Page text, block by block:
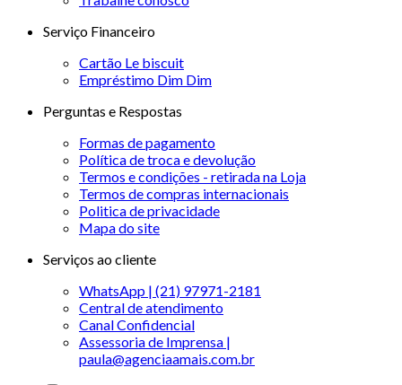
Serviço Financeiro
Cartão Le biscuit
Empréstimo Dim Dim
Perguntas e Respostas
Formas de pagamento
Política de troca e devolução
Termos e condições - retirada na Loja
Termos de compras internacionais
Politica de privacidade
Mapa do site
Serviços ao cliente
WhatsApp | (21) 97971-2181
Central de atendimento
Canal Confidencial
Assessoria de Imprensa |
paula@agenciaamais.com.br